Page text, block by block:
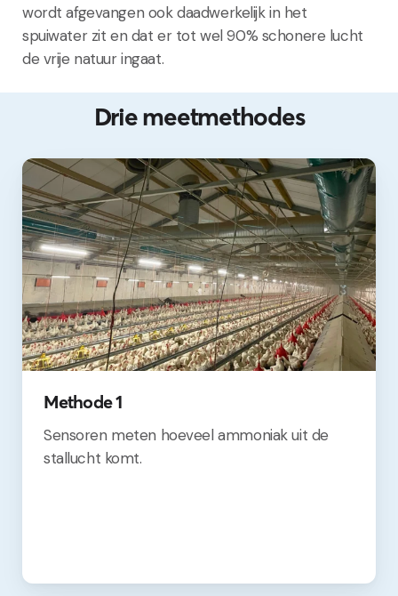
wordt afgevangen ook daadwerkelijk in het
spuiwater zit en dat er tot wel 90% schonere lucht
de vrije natuur ingaat.
Drie meetmethodes
Methode 1
Sensoren meten hoeveel ammoniak uit de
stallucht komt.